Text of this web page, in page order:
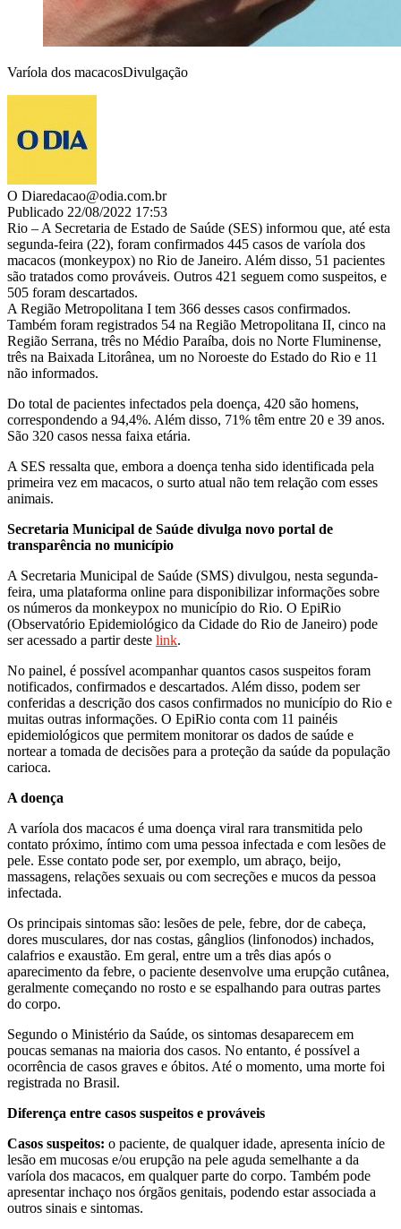
Varíola dos macacosDivulgação
O Diaredacao@odia.com.br
Publicado 22/08/2022 17:53
Rio – A Secretaria de Estado de Saúde (SES) informou que, até esta
segunda-feira (22), foram confirmados 445 casos de varíola dos
macacos (monkeypox) no Rio de Janeiro. Além disso, 51 pacientes
são tratados como prováveis. Outros 421 seguem como suspeitos, e
505 foram descartados.
A Região Metropolitana I tem 366 desses casos confirmados.
Também foram registrados 54 na Região Metropolitana II, cinco na
Região Serrana, três no Médio Paraíba, dois no Norte Fluminense,
três na Baixada Litorânea, um no Noroeste do Estado do Rio e 11
não informados.
Do total de pacientes infectados pela doença, 420 são homens,
correspondendo a 94,4%. Além disso, 71% têm entre 20 e 39 anos.
São 320 casos nessa faixa etária.
A SES ressalta que, embora a doença tenha sido identificada pela
primeira vez em macacos, o surto atual não tem relação com esses
animais.
Secretaria Municipal de Saúde divulga novo portal de
transparência no município
A Secretaria Municipal de Saúde (SMS) divulgou, nesta segunda-
feira, uma plataforma online para disponibilizar informações sobre
os números da monkeypox no município do Rio. O EpiRio
(Observatório Epidemiológico da Cidade do Rio de Janeiro) pode
ser acessado a partir deste link.
No painel, é possível acompanhar quantos casos suspeitos foram
notificados, confirmados e descartados. Além disso, podem ser
conferidas a descrição dos casos confirmados no município do Rio e
muitas outras informações. O EpiRio conta com 11 painéis
epidemiológicos que permitem monitorar os dados de saúde e
nortear a tomada de decisões para a proteção da saúde da população
carioca.
A doença
A varíola dos macacos é uma doença viral rara transmitida pelo
contato próximo, íntimo com uma pessoa infectada e com lesões de
pele. Esse contato pode ser, por exemplo, um abraço, beijo,
massagens, relações sexuais ou com secreções e mucos da pessoa
infectada.
Os principais sintomas são: lesões de pele, febre, dor de cabeça,
dores musculares, dor nas costas, gânglios (linfonodos) inchados,
calafrios e exaustão. Em geral, entre um a três dias após o
aparecimento da febre, o paciente desenvolve uma erupção cutânea,
geralmente começando no rosto e se espalhando para outras partes
do corpo.
Segundo o Ministério da Saúde, os sintomas desaparecem em
poucas semanas na maioria dos casos. No entanto, é possível a
ocorrência de casos graves e óbitos. Até o momento, uma morte foi
registrada no Brasil.
Diferença entre casos suspeitos e prováveis
Casos suspeitos: o paciente, de qualquer idade, apresenta início de
lesão em mucosas e/ou erupção na pele aguda semelhante a da
varíola dos macacos, em qualquer parte do corpo. Também pode
apresentar inchaço nos órgãos genitais, podendo estar associada a
outros sinais e sintomas.